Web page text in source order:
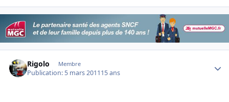
Rigolo Membre
Publication: 5 mars 201115 ans